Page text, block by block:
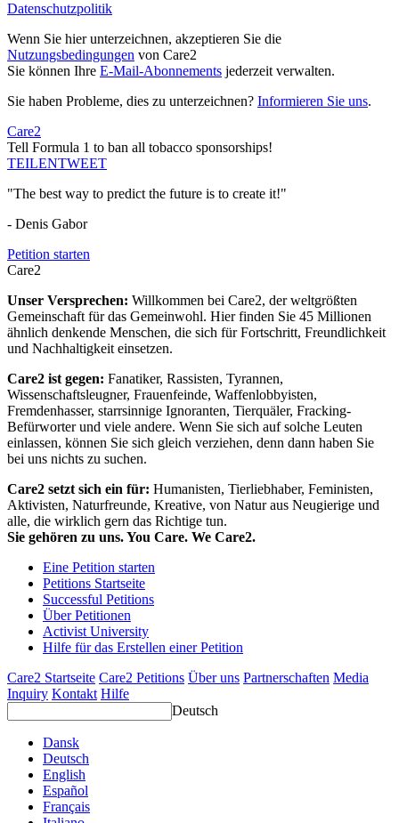
Datenschutzpolitik
Wenn Sie hier unterzeichnen, akzeptieren Sie die
Nutzungsbedingungen von Care2
Sie können Ihre E-Mail-Abonnements jederzeit verwalten.
Sie haben Probleme, dies zu unterzeichnen? Informieren Sie uns.
Care2
Tell Formula 1 to ban all tobacco sponsorships!
TEILENTWEET
"The best way to predict the future is to create it!"
- Denis Gabor
Petition starten
Care2
Unser Versprechen: Willkommen bei Care2, der weltgrößten
Gemeinschaft für das Gemeinwohl. Hier finden Sie 45 Millionen
ähnlich denkende Menschen, die sich für Fortschritt, Freundlichkeit
und Nachhaltigkeit einsetzen.
Care2 ist gegen: Fanatiker, Rassisten, Tyrannen,
Wissenschaftsleugner, Frauenfeinde, Waffenlobbyisten,
Fremdenhasser, starrsinnige Ignoranten, Tierquäler, Fracking-
Befürworter und viele andere. Wenn Sie sich auf solche Leuten
einlassen, können Sie sich gleich verziehen, denn dann haben Sie
bei uns nichts zu suchen.
Care2 setzt sich ein für: Humanisten, Tierliebhaber, Feministen,
Aktivisten, Naturfreunde, Kreative, von Natur aus Neugierige und
alle, die wirklich gern das Richtige tun.
Sie gehören zu uns. You Care. We Care2.
Eine Petition starten
Petitions Startseite
Successful Petitions
Über Petitionen
Activist University
Hilfe für das Erstellen einer Petition
Care2 Startseite Care2 Petitions Über uns Partnerschaften Media
Inquiry Kontakt Hilfe
Deutsch
Dansk
Deutsch
English
Español
Français